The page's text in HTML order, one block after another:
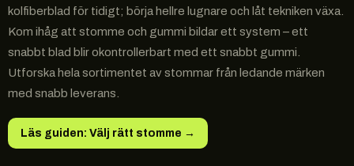
kolfiberblad för tidigt; börja hellre lugnare och låt tekniken växa.
Kom ihåg att stomme och gummi bildar ett system – ett
snabbt blad blir okontrollerbart med ett snabbt gummi.
Utforska hela sortimentet av stommar från ledande märken
med snabb leverans.
Läs guiden: Välj rätt stomme →